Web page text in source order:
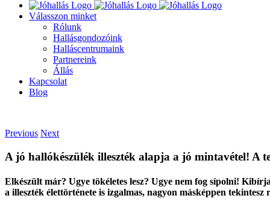
Válasszon minket
Rólunk
Hallásgondozóink
Halláscentrumaink
Partnereink
Állás
Kapcsolat
Blog
Previous Next
A jó hallókészülék illeszték alapja a jó mintavétel! A
Elkészült már? Ugye tökéletes lesz? Ugye nem fog sípolni!
a illeszték élettörténete is izgalmas, nagyon másképpen